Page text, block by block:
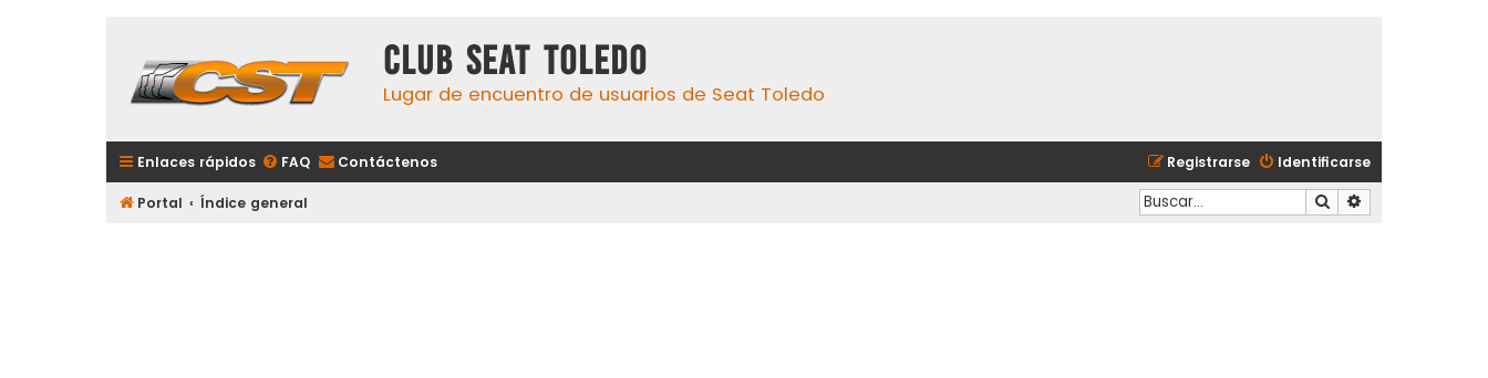
Club Seat Toledo
Lugar de encuentro de usuarios de Seat Toledo
Enlaces rápidos FAQ Contáctenos Identificarse
Registrarse
Portal Índice general Buscar